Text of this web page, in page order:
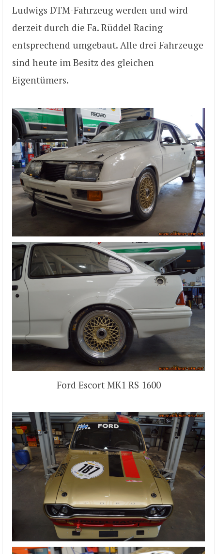
Ludwigs DTM-Fahrzeug werden und wird
derzeit durch die Fa. Rüddel Racing
entsprechend umgebaut. Alle drei Fahrzeuge
sind heute im Besitz des gleichen
Eigentümers.
Ford Escort MK1 RS 1600